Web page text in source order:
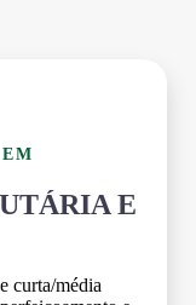
E
curta/média